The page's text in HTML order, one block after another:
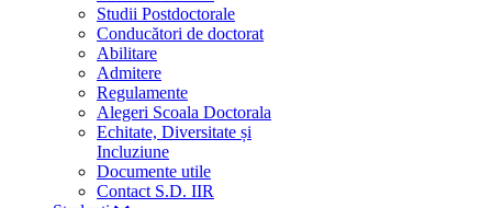
Studii Postdoctorale
Conducători de doctorat
Abilitare
Admitere
Regulamente
Alegeri Scoala Doctorala
Echitate, Diversitate și
Incluziune
Documente utile
Contact S.D. IIR